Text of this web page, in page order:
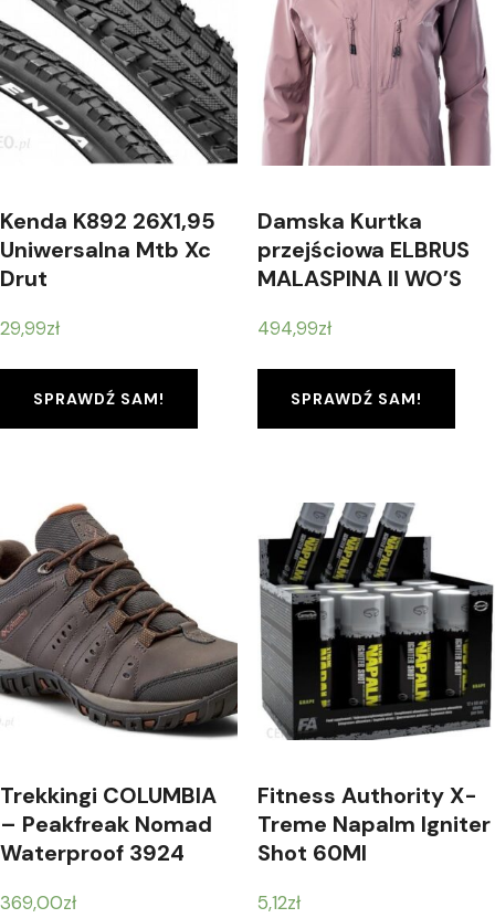
Kenda K892 26X1,95
Uniwersalna Mtb Xc
Drut
29,99zł
SPRAWDŹ SAM!
Damska Kurtka
przejściowa ELBRUS
MALASPINA II WO’S
494,99zł
SPRAWDŹ SAM!
Trekkingi COLUMBIA
– Peakfreak Nomad
Waterproof 3924
231
369,00zł
Fitness Authority X-
Treme Napalm Igniter
Shot 60Ml
5,12zł